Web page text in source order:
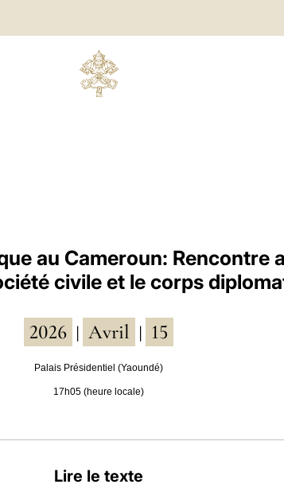
au Cameroun: Rencontre
civile et le corps
2026 Avril 15
Palais Présidentiel (Yaoundé)
17h05 (heure locale)
Lire le texte